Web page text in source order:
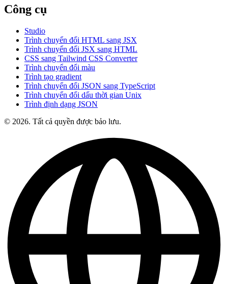
Công cụ
Studio
Trình chuyển đổi HTML sang JSX
Trình chuyển đổi JSX sang HTML
CSS sang Tailwind CSS Converter
Trình chuyển đổi màu
Trình tạo gradient
Trình chuyển đổi JSON sang TypeScript
Trình chuyển đổi dấu thời gian Unix
Trình định dạng JSON
© 2026. Tất cả quyền được bảo lưu.